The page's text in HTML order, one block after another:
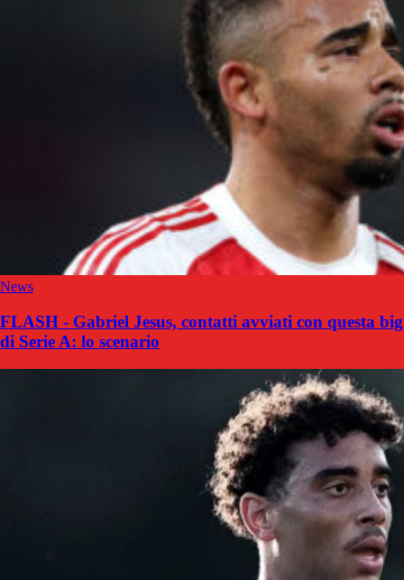
News
FLASH - Gabriel Jesus, contatti avviati con questa big
di Serie A: lo scenario